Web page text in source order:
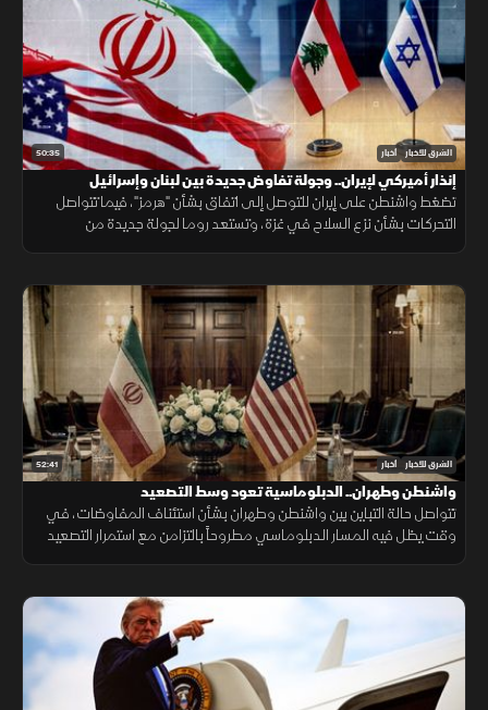
50:35 الشرق للأخبار أخبار
إنذار أميركي لإيران.. وجولة تفاوض جديدة بين لبنان وإسرائيل
تضغط واشنطن على إيران للتوصل إلى اتفاق بشأن "هرمز"، فيما تتواصل
التحركات بشأن نزع السلاح في غزة، وتستعد روما لجولة جديدة من
52:41 الشرق للأخبار أخبار
واشنطن وطهران.. الدبلوماسية تعود وسط التصعيد
تتواصل حالة التباين بين واشنطن وطهران بشأن استئناف المفاوضات، في
وقت يظل فيه المسار الدبلوماسي مطروحاً بالتزامن مع استمرار التصعيد